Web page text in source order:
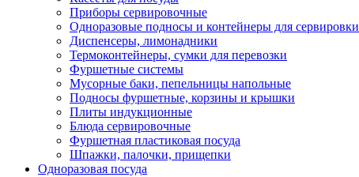
Приборы сервировочные
Одноразовые подносы и контейнеры для сервировки
Диспенсеры, лимонадники
Термоконтейнеры, сумки для перевозки
Фуршетные системы
Мусорные баки, пепельницы напольные
Подносы фуршетные, корзины и крышки
Плиты индукционные
Блюда сервировочные
Фуршетная пластиковая посуда
Шпажки, палочки, прищепки
Одноразовая посуда